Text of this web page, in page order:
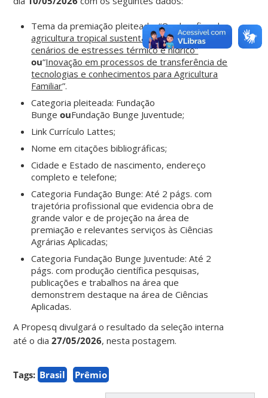
Tema da premiação pleiteado: “Os desafios da
agricultura tropical sustentável: produção em
cenários de estresses térmico e hídrico”
ou“Inovação em processos de transferência de
tecnologias e conhecimentos para Agricultura
Familiar”.
Categoria pleiteada: Fundação
BungeouFundação Bunge Juventude;
Link Currículo Lattes;
Nome em citações bibliográficas;
Cidade e Estado de nascimento, endereço
completo e telefone;
Categoria Fundação Bunge: Até 2 págs. com
trajetória profissional que evidencia obra de
grande valor e de projeção na área de
premiação e relevantes serviços às Ciências
Agrárias Aplicadas;
Categoria Fundação Bunge Juventude: Até 2
págs. com produção científica pesquisas,
publicações e trabalhos na área que
demonstrem destaque na área de Ciências
Aplicadas.
A Propesq divulgará o resultado da seleção interna
até o dia27/05/2026, nesta postagem.
Tags: Brasil Prêmio